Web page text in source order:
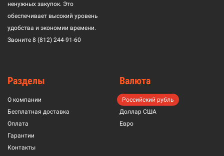
ненужных закупок. Это
обеспечивает высокий уровень
удобства и экономии времени.
Звоните 8 (812) 244-91-60
Разделы
О компании
Бесплатная доставка
Оплата
Гарантии
Контакты
Валюта
Российский рубль
Доллар США
Евро